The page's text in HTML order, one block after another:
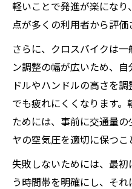
軽いことで発進が楽にな
点が多くの利用者から評価
さらに、クロスバイクは
ン調整の幅が広いため、
ドルやハンドルの高さを
でも疲れにくくなります
ためには、事前に交通量
ヤの空気圧を適切に保つこ
失敗しないためには、最
う時間帯を明確にし、そ